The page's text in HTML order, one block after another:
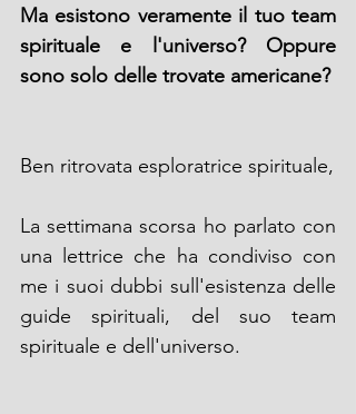
Ma esistono veramente il tuo team
spirituale e l'universo? Oppure
sono solo delle trovate americane?
Ben ritrovata esploratrice spirituale,
La settimana scorsa ho parlato con
una lettrice che ha condiviso con
me i suoi dubbi sull'esistenza delle
guide spirituali, del suo team
spirituale e dell'universo.